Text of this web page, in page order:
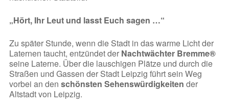
„Hört, Ihr Leut und lasst Euch sagen …“
Zu später Stunde, wenn die Stadt in das warme Licht der
Laternen taucht, entzündet der Nachtwächter Bremme®
seine Laterne. Über die lauschigen Plätze und durch die
Straßen und Gassen der Stadt Leipzig führt sein Weg
vorbei an den schönsten Sehenswürdigkeiten der
Altstadt von Leipzig.